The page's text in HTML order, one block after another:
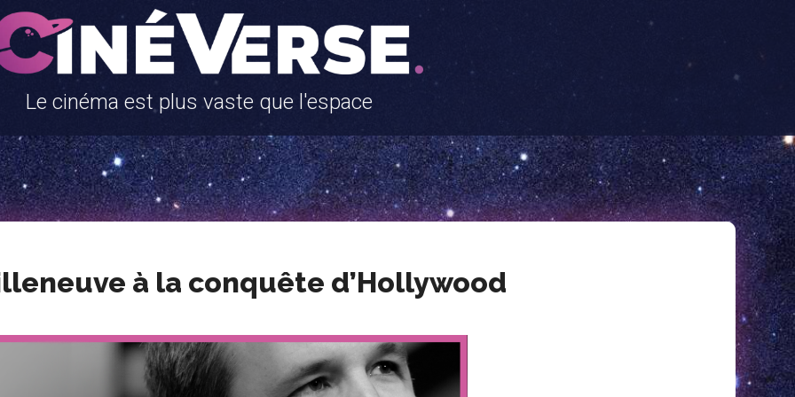
Le cinéma est plus vaste que l'espace
à la conquête d’Hollywood